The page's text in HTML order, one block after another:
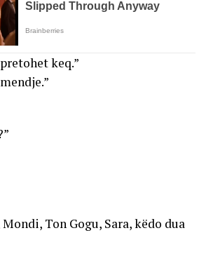
keq.”
Ton Gogu, Sara, këdo dua